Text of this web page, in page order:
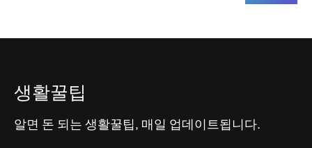
생활꿀팁
알면 돈 되는 생활꿀팁, 매일 업데이트됩니다.